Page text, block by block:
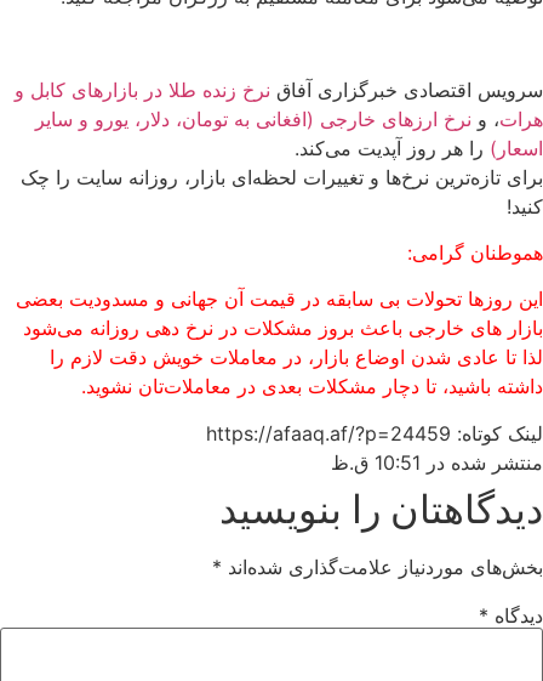
سرویس اقتصادی خبرگزاری آفاق نرخ زنده طلا در بازارهای کابل و
هرات، و نرخ ارزهای خارجی (افغانی به تومان، دلار، یورو و سایر
اسعار) را هر روز آپدیت می‌کند.
برای تازه‌ترین نرخ‌ها و تغییرات لحظه‌ای بازار، روزانه سایت را چک
کنید!
هموطنان گرامی:
این روزها تحولات بی سابقه در قیمت آن جهانی و مسدودیت بعضی
بازار های خارجی باعث بروز مشکلات در نرخ دهی روزانه می‌شود
لذا تا عادی شدن اوضاع بازار، در معاملات خویش دقت لازم را
داشته باشید، تا دچار مشکلات بعدی در معاملات‌تان نشوید.
لینک کوتاه: https://afaaq.af/?p=24459
منتشر شده در 10:51 ق.ظ
دیدگاهتان را بنویسید
بخش‌های موردنیاز علامت‌گذاری شده‌اند *
دیدگاه *